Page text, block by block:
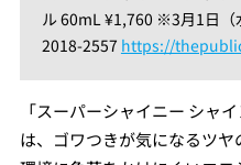
ル 60mL ¥1,760 ※3月1日
2018-2557 https://
「スーパーシャイニー シャ
は、ゴワつきが気になるツヤ